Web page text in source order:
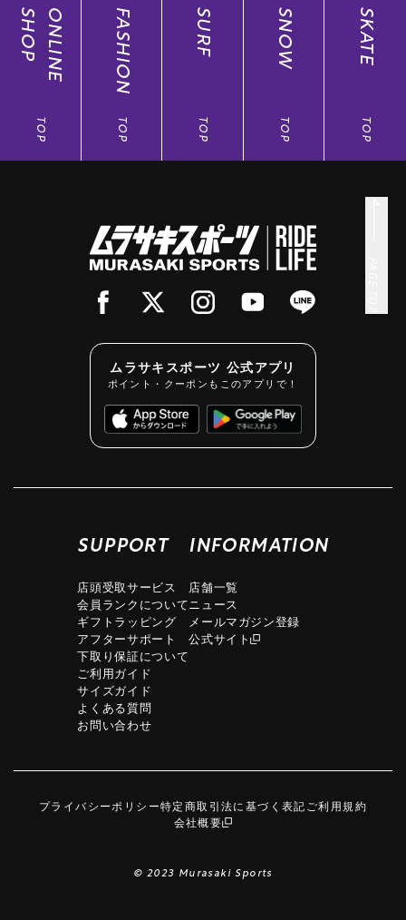
ONLINE
SHOP
TOP
FASHION
TOP
SURF
TOP
SNOW
TOP
SKATE
TOP
ムラサキスポーツ 公式アプリ
ポイント・クーポンもこのアプリで！
SUPPORT
店頭受取サービス
会員ランクについて
ギフトラッピング
アフターサポート
下取り保証について
ご利用ガイド
サイズガイド
よくある質問
お問い合わせ
INFORMATION
店舗一覧
ニュース
メールマガジン登録
公式サイト
プライバシーポリシー特定商取引法に基づく表記ご利用規約
会社概要
© 2023 Murasaki Sports